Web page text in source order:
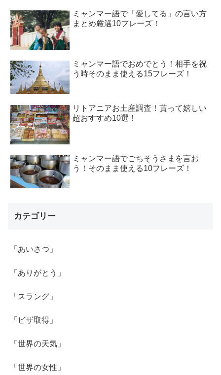
ミャンマー語で「愛してる」の言い方
まとめ厳選10フレーズ！
ミャンマー語でおめでとう！相手を祝
う時そのまま使える15フレーズ！
リトアニアお土産調査！貰って嬉しい
超おすすめ10選！
ミャンマー語でごちそうさまを言お
う！そのまま使える10フレーズ！
カテゴリー
「あいさつ」
「ありがとう」
「スラング」
「ビザ取得」
「世界の天気」
「世界の女性」